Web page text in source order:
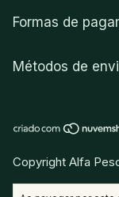
Formas de
Métodos de
Copyright Alfa